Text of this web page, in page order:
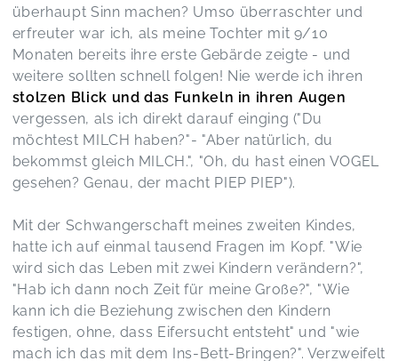
überhaupt Sinn machen? Umso überraschter und
erfreuter war ich, als meine Tochter mit 9/10
Monaten bereits ihre erste Gebärde zeigte - und
weitere sollten schnell folgen! Nie werde ich ihren
stolzen Blick und das Funkeln in ihren Augen
vergessen, als ich direkt darauf einging ("Du
möchtest MILCH haben?"- "Aber natürlich, du
bekommst gleich MILCH.", "Oh, du hast einen VOGEL
gesehen? Genau, der macht PIEP PIEP").
Mit der Schwangerschaft meines zweiten Kindes,
hatte ich auf einmal tausend Fragen im Kopf. "Wie
wird sich das Leben mit zwei Kindern verändern?",
"Hab ich dann noch Zeit für meine Große?", "Wie
kann ich die Beziehung zwischen den Kindern
festigen, ohne, dass Eifersucht entsteht" und "wie
mach ich das mit dem Ins-Bett-Bringen?". Verzweifelt